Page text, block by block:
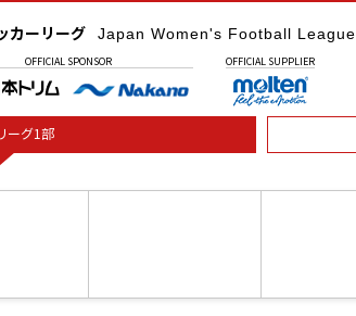
カーリーグ Japan Women's Football League
OFFICIAL SPONSOR OFFICIAL SUPPLIER
ーグ1部